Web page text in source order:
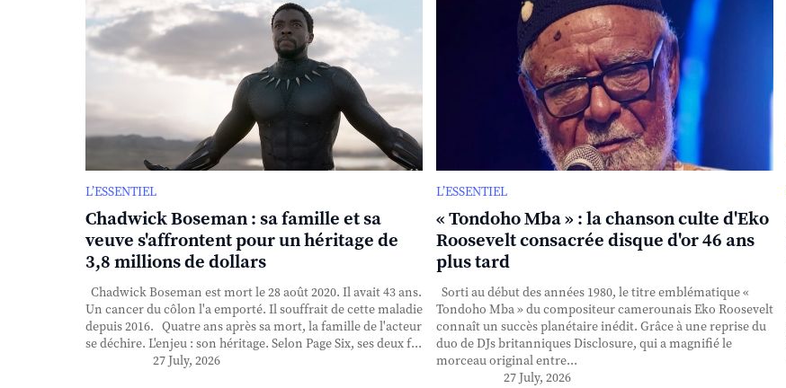
L’ESSENTIEL
Chadwick Boseman : sa famille et sa
veuve s'affrontent pour un héritage de
3,8 millions de dollars
Chadwick Boseman est mort le 28 août 2020. Il avait 43 ans.
Un cancer du côlon l'a emporté. Il souffrait de cette maladie
depuis 2016. Quatre ans après sa mort, la famille de l'acteur
se déchire. L'enjeu : son héritage. Selon Page Six, ses deux f...
27 July, 2026
L’ESSENTIEL
« Tondoho Mba » : la chanson culte d'Eko
Roosevelt consacrée disque d'or 46 ans
plus tard
Sorti au début des années 1980, le titre emblématique «
Tondoho Mba » du compositeur camerounais Eko Roosevelt
connaît un succès planétaire inédit. Grâce à une reprise du
duo de DJs britanniques Disclosure, qui a magnifié le
morceau original entre...
27 July, 2026